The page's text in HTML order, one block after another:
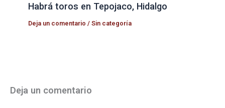
Habrá toros en Tepojaco, Hidalgo
Deja un comentario /Sin categoría
Deja un comentario